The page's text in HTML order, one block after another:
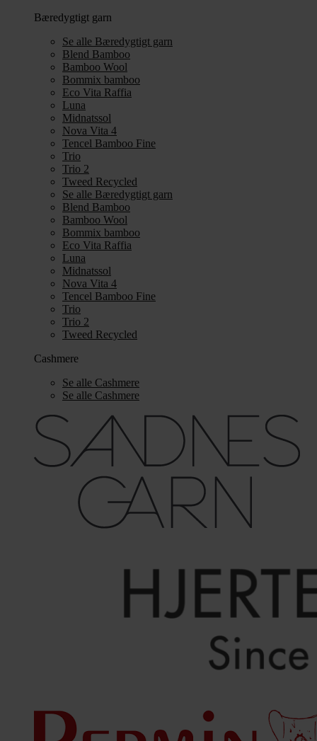
Bæredygtigt garn
Se alle Bæredygtigt garn
Blend Bamboo
Bamboo Wool
Bommix bamboo
Eco Vita Raffia
Luna
Midnatssol
Nova Vita 4
Tencel Bamboo Fine
Trio
Trio 2
Tweed Recycled
Se alle Bæredygtigt garn
Blend Bamboo
Bamboo Wool
Bommix bamboo
Eco Vita Raffia
Luna
Midnatssol
Nova Vita 4
Tencel Bamboo Fine
Trio
Trio 2
Tweed Recycled
Cashmere
Se alle Cashmere
Se alle Cashmere